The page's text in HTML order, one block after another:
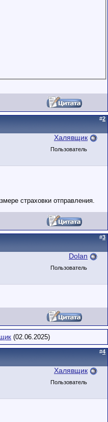
#2
Халявщик
Пользователь
страховки отправления.
#3
Dolan
Пользователь
(02.06.2025)
#4
Халявщик
Пользователь